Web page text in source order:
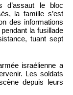
d’assaut le bloc
la famille s’est
des informations
la fusillade
tuant sept
israélienne a
Les soldats
depuis leurs